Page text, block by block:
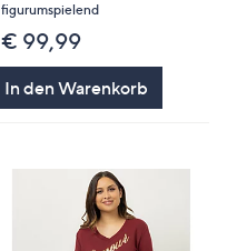
figurumspielend
€ 99,99
In den Warenkorb